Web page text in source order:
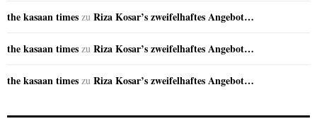
the kasaan times zu Riza Kosar’s zweifelhaftes Angebot…
the kasaan times zu Riza Kosar’s zweifelhaftes Angebot…
the kasaan times zu Riza Kosar’s zweifelhaftes Angebot…